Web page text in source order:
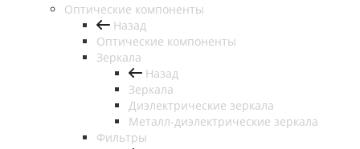
Оптические компоненты
Назад
Оптические компоненты
Зеркала
Назад
Зеркала
Диэлектрические зеркала
Металл-диэлектрические зеркала
Фильтры